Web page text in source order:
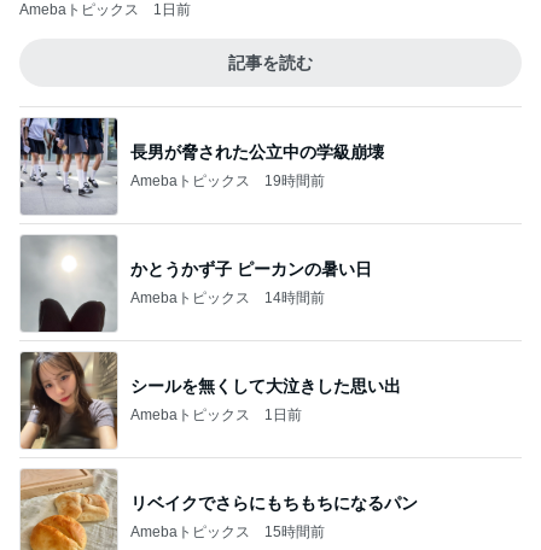
Amebaトピックス 1日前
記事を読む
長男が脅された公立中の学級崩壊
Amebaトピックス 19時間前
かとうかず子 ピーカンの暑い日
Amebaトピックス 14時間前
シールを無くして大泣きした思い出
Amebaトピックス 1日前
リベイクでさらにもちもちになるパン
Amebaトピックス 15時間前